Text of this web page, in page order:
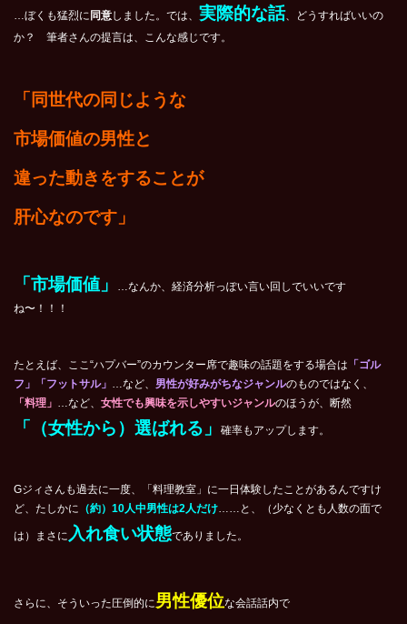
…ぼくも猛烈に 同意しました。では、 実際的な話、どうすればいいの
か？ 筆者さんの提言は、こんな感じです。
「同世代の同じような
市場価値の男性と
違った動きをすることが
肝心なのです」
「市場価値」
…なんか、経済分析っぽい言い回しでいいです
ね〜！！！
たとえば、ここ“ハプバー”のカウンター席で趣味の話題をする場合は 「ゴル
フ」「フットサル」 …など、 男性が好みがちなジャンルのものではなく、
「料理」 …など、 女性でも興味を示しやすいジャンルのほうが、断然
「（女性から）選ばれる」 確率もアップします。
Gジィさんも過去に一度、「料理教室」に一日体験したことがあるんですけ
ど、たしかに （約）10人中男性は2人だけ……と、（少なくとも人数の面で
は）まさに 入れ食い状態でありました。
さらに、そういった圧倒的に男性優位な会話話内で